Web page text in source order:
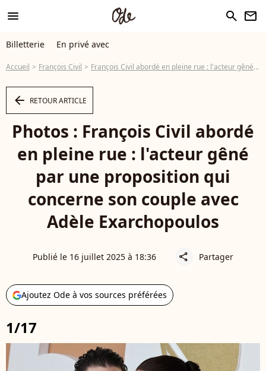
menu search newsletter
Billetterie En privé avec
Accueil François Civil François Civil abordé en pleine rue : l'acteur gêné par une proposition qui concerne son couple avec Adèle Exarchopoulos
arrow_left RETOUR ARTICLE
Photos : François Civil abordé
en pleine rue : l'acteur gêné
par une proposition qui
concerne son couple avec
Adèle Exarchopoulos
Publié le 16 juillet 2025 à 18:36 share Partager
Ajoutez Ode à vos sources préférées
1/17